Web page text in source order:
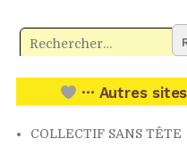
Rechercher :
··· Autres sites
COLLECTIF SANS TÊTE